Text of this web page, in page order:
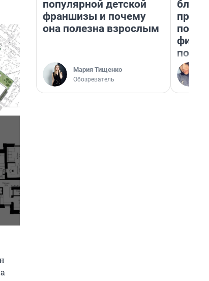
популярной детской
франшизы и почему
она полезна взрослым
Мария Тищенко
Обозреватель